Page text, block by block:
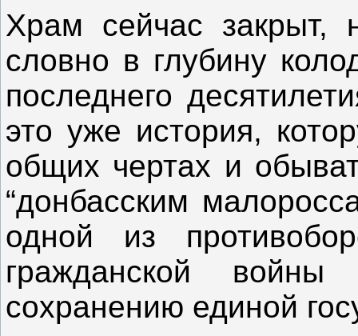
Храм сейчас закрыт,
словно в глубину
последнего
это уже история,
общих чертах и
“донбасским
одной из
гражданской
сохранению единой